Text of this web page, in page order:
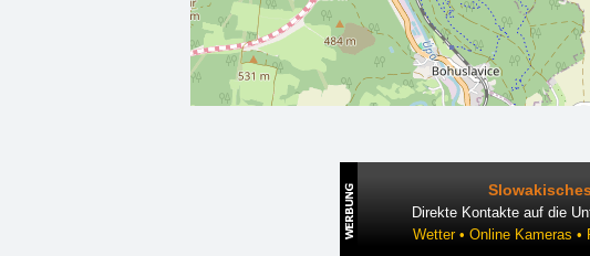
Direkte Kontakte auf die
Wetter • Online Kameras •